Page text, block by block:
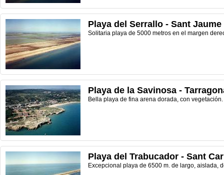
Playa del Serrallo - Sant
Solitaria playa de 5000 metros en el margen
Playa de la Savinosa -
Bella playa de fina arena dorada, con vegetación.
Playa del Trabucador - Sant
Excepcional playa de 6500 m. de largo, aislada,